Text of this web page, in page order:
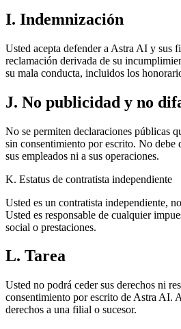
I. Indemnización
Usted acepta defender a Astra AI y sus
reclamación derivada de su
su mala conducta, incluidos los
J. No publicidad y no
No se permiten declaraciones públicas
sin consentimiento por escrito. No debe
sus empleados ni a sus operaciones.
K. Estatus de contratista independiente
Usted es un contratista independiente,
Usted es responsable de cualquier
social o prestaciones.
L. Tarea
Usted no podrá ceder sus derechos ni
consentimiento por escrito de Astra AI.
derechos a una filial o sucesor.